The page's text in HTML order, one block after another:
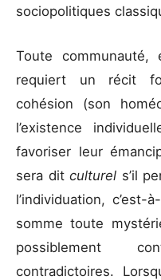
sociopolitiques
Toute communauté,
requiert un récit
cohésion (son
l’existence
favoriser leur
sera ditculturel s’il
l’individuation, c’est-
somme toute
possiblement
contradictoires.